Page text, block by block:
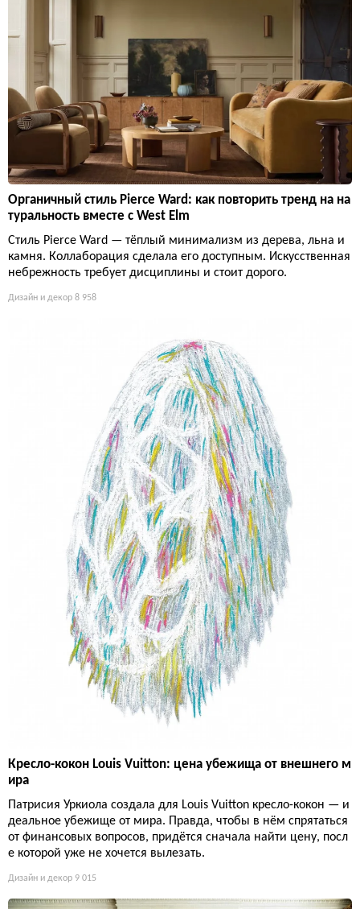
Органичный стиль Pierce Ward: как повторить тренд на на
туральность вместе с West Elm
Стиль Pierce Ward — тёплый минимализм из дерева, льна и
камня. Коллаборация сделала его доступным. Искусственная
небрежность требует дисциплины и стоит дорого.
Дизайн и декор 8 958
Кресло-кокон Louis Vuitton: цена убежища от внешнего м
ира
Патрисия Уркиола создала для Louis Vuitton кресло-кокон — и
деальное убежище от мира. Правда, чтобы в нём спрятаться
от финансовых вопросов, придётся сначала найти цену, посл
е которой уже не хочется вылезать.
Дизайн и декор 9 015